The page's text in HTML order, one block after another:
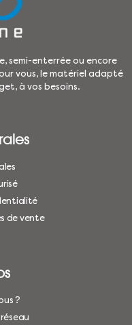
semi-enterrée ou encore
vous, le matériel adapté
à vos besoins.
de vente
?